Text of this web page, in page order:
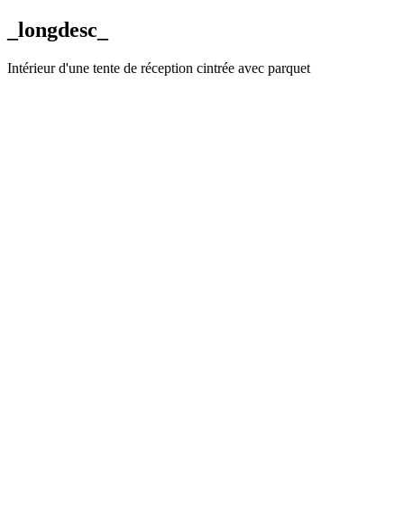
_longdesc_
Intérieur d'une tente de réception cintrée avec parquet